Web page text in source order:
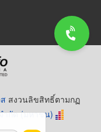
สงวนลิขสิทธิ์ตามกฏ
ำกัด (มหาชน)